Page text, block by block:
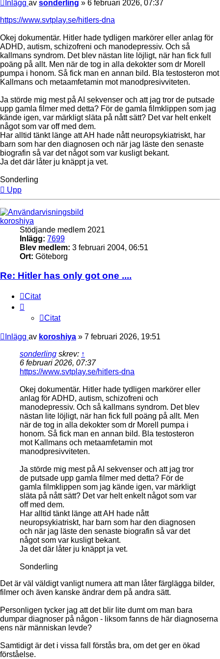
Inlägg av sonderling » 6 februari 2026, 07:37
https://www.svtplay.se/hitlers-dna
Okej dokumentär. Hitler hade tydligen markörer eller anlag för
ADHD, autism, schizofreni och manodepressiv. Och så
kallmans syndrom. Det blev nästan lite löjligt, när han fick full
poäng på allt. Men när de tog in alla dekokter som dr Morell
pumpa i honom. Så fick man en annan bild. Bla testosteron mot
Kallmans och metaamfetamin mot manodpresivviteten.
Ja störde mig mest på AI sekvenser och att jag tror de putsade
upp gamla filmer med detta? För de gamla filmklippen som jag
kände igen, var märkligt släta på nått sätt? Det var helt enkelt
något som var off med dem.
Har alltid tänkt länge att AH hade nått neuropsykiatriskt, har
barn som har den diagnosen och när jag läste den senaste
biografin så var det något som var kusligt bekant.
Ja det där låter ju knäppt ja vet.
Sonderling
Upp
koroshiya
Stödjande medlem 2021
Inlägg: 7699
Blev medlem: 3 februari 2004, 06:51
Ort: Göteborg
Re: Hitler has only got one ....
Citat
Citat
Inlägg av koroshiya » 7 februari 2026, 19:51
sonderling skrev: ↑
6 februari 2026, 07:37
https://www.svtplay.se/hitlers-dna
Okej dokumentär. Hitler hade tydligen markörer eller
anlag för ADHD, autism, schizofreni och
manodepressiv. Och så kallmans syndrom. Det blev
nästan lite löjligt, när han fick full poäng på allt. Men
när de tog in alla dekokter som dr Morell pumpa i
honom. Så fick man en annan bild. Bla testosteron
mot Kallmans och metaamfetamin mot
manodpresivviteten.
Ja störde mig mest på AI sekvenser och att jag tror
de putsade upp gamla filmer med detta? För de
gamla filmklippen som jag kände igen, var märkligt
släta på nått sätt? Det var helt enkelt något som var
off med dem.
Har alltid tänkt länge att AH hade nått
neuropsykiatriskt, har barn som har den diagnosen
och när jag läste den senaste biografin så var det
något som var kusligt bekant.
Ja det där låter ju knäppt ja vet.
Sonderling
Det är väl väldigt vanligt numera att man låter färglägga bilder,
filmer och även kanske ändrar dem på andra sätt.
Personligen tycker jag att det blir lite dumt om man bara
dumpar diagnoser på någon - liksom fanns de här diagnoserna
ens när människan levde?
Samtidigt är det i vissa fall förstås bra, om det ger en ökad
förståelse.